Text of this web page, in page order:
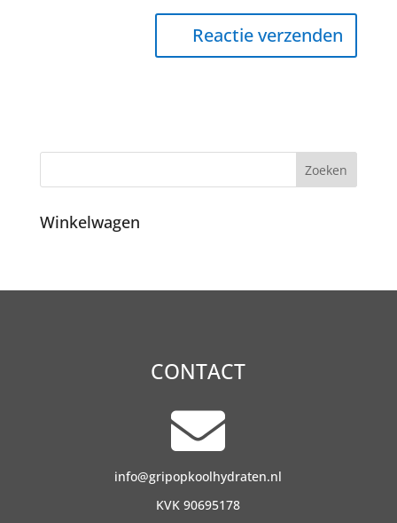
Winkelwagen
CONTACT

info@gripopkoolhydraten.nl
KVK 90695178